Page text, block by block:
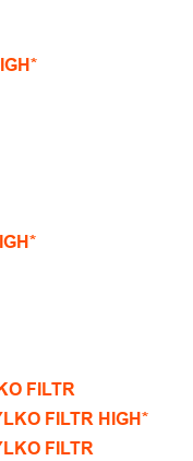
FILTR
FILTR HIGH*
FILTR